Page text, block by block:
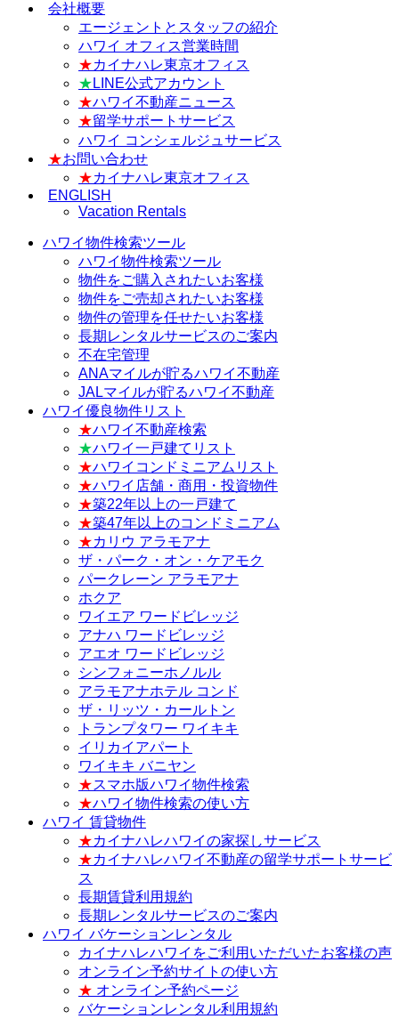
会社概要
エージェントとスタッフの紹介
ハワイ オフィス営業時間
★カイナハレ東京オフィス
★ LINE公式アカウント
★ハワイ不動産ニュース
★留学サポートサービス
ハワイ コンシェルジュサービス
★お問い合わせ
★カイナハレ東京オフィス
ENGLISH
Vacation Rentals
ハワイ物件検索ツール
ハワイ物件検索ツール
物件をご購入されたいお客様
物件をご売却されたいお客様
物件の管理を任せたいお客様
長期レンタルサービスのご案内
不在宅管理
ANAマイルが貯るハワイ不動産
JALマイルが貯るハワイ不動産
ハワイ優良物件リスト
★ハワイ不動産検索
★ハワイ一戸建てリスト
★ハワイコンドミニアムリスト
★ハワイ店舗・商用・投資物件
★築22年以上の一戸建て
★築47年以上のコンドミニアム
★カリウ アラモアナ
ザ・パーク・オン・ケアモク
パークレーン アラモアナ
ホクア
ワイエア ワードビレッジ
アナハ ワードビレッジ
アエオ ワードビレッジ
シンフォニーホノルル
アラモアナホテル コンド
ザ・リッツ・カールトン
トランプタワー ワイキキ
イリカイアパート
ワイキキ バニヤン
★スマホ版ハワイ物件検索
★ハワイ物件検索の使い方
ハワイ 賃貸物件
★カイナハレハワイの家探しサービス
★カイナハレハワイ不動産の留学サポートサービ
ス
長期賃貸利用規約
長期レンタルサービスのご案内
ハワイ バケーションレンタル
カイナハレハワイをご利用いただいたお客様の声
オンライン予約サイトの使い方
★ オンライン予約ページ
バケーションレンタル利用規約